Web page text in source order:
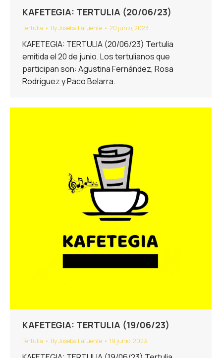
KAFETEGIA: TERTULIA (20/06/23)
Tertulia ByJoseba Lafuente 20 junio, 2023
KAFETEGIA: TERTULIA (20/06/23) Tertulia
emitida el 20 de junio. Los tertulianos que
participan son: Agustina Fernández, Rosa
Rodríguez y Paco Belarra.
KAFETEGIA: TERTULIA (19/06/23)
Tertulia ByJoseba Lafuente 19 junio, 2023